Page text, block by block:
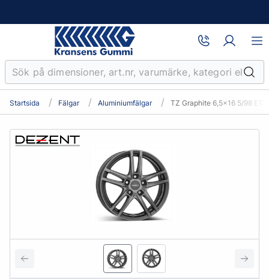
Startsida Fälgar Aluminiumfälgar TZ Graphite 6,5x16 5/98